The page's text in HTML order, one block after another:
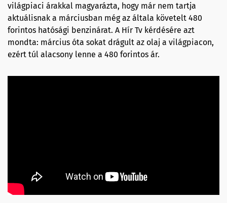
világpiaci árakkal magyarázta, hogy már nem tartja
aktuálisnak a márciusban még az általa követelt 480
forintos hatósági benzinárat. A Hír Tv kérdésére azt
mondta: március óta sokat drágult az olaj a világpiacon,
ezért túl alacsony lenne a 480 forintos ár.